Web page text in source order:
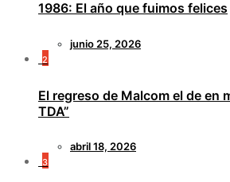
1986: El año que fuimos felices
junio 25, 2026
2
El regreso de Malcom el de en
TDA”
abril 18, 2026
3